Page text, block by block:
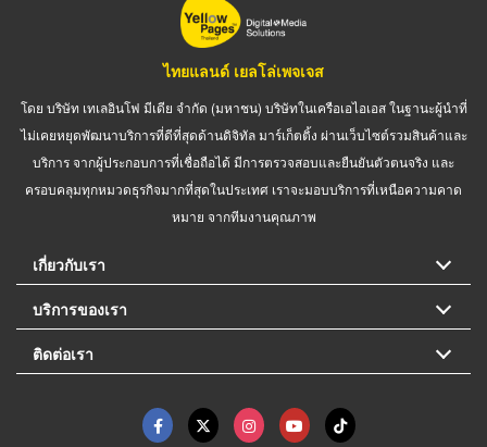
ไทยแลนด์ เยลโล่เพจเจส
โดย บริษัท เทเลอินโฟ มีเดีย จำกัด (มหาชน) บริษัทในเครือเอไอเอส ในฐานะผู้นำที่
ไม่เคยหยุดพัฒนาบริการที่ดีที่สุดด้านดิจิทัล มาร์เก็ตติ้ง ผ่านเว็บไซต์รวมสินค้าและ
บริการ จากผู้ประกอบการที่เชื่อถือได้ มีการตรวจสอบและยืนยันตัวตนจริง และ
ครอบคลุมทุกหมวดธุรกิจมากที่สุดในประเทศ เราจะมอบบริการที่เหนือความคาด
หมาย จากทีมงานคุณภาพ
เกี่ยวกับเรา
บริการของเรา
ติดต่อเรา